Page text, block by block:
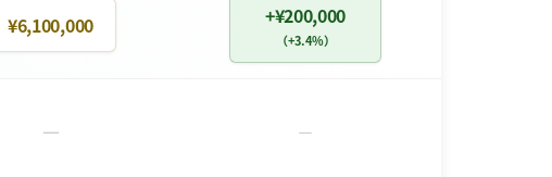
¥6,100,000 +¥200,000
（+3.4%）
－ －